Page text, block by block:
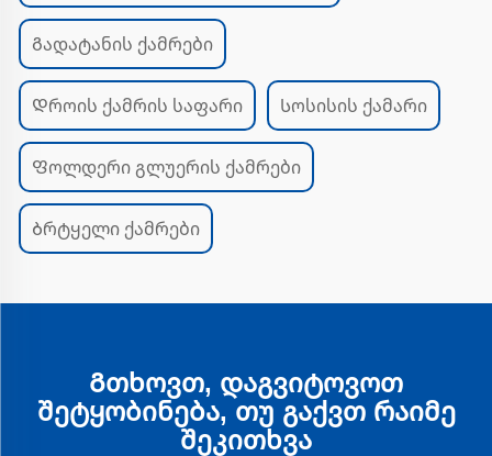
Გადატანის ქამრები
Დროის ქამრის საფარი Სოსისის ქამარი
Ფოლდერი გლუერის ქამრები
Ბრტყელი ქამრები
Გთხოვთ, დაგვიტოვოთ
შეტყობინება, თუ გაქვთ რაიმე
შეკითხვა